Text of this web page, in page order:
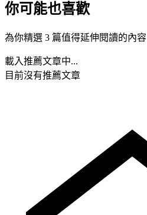
你可能也喜歡
為你精選 3 篇值得延伸閱讀的內容
載入推薦文章中...
目前沒有推薦文章